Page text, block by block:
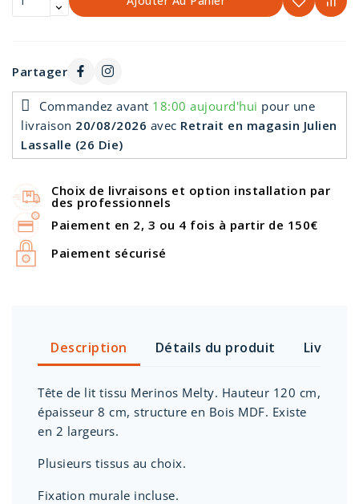
Partager
Commandez avant 18:00 aujourd'hui pour une
livraison 20/08/2026 avec Retrait en magasin Julien
Lassalle (26 Die)
Choix de livraisons et option installation par
des professionnels
Paiement en 2, 3 ou 4 fois à partir de 150€
Paiement sécurisé
Description Détails du produit
Tête de lit tissu Merinos Melty. Hauteur 120 cm,
épaisseur 8 cm, structure en Bois MDF. Existe
en 2 largeurs.
Plusieurs tissus au choix.
Fixation murale incluse.